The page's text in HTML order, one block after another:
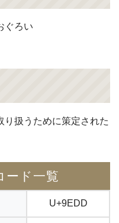
ぐろい
り扱うために策定された
ード一覧
U+9EDD